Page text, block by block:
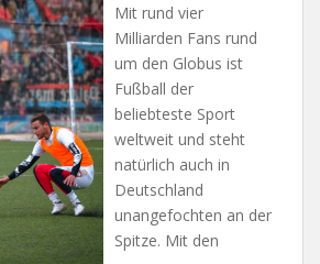
Mit rund vier
Milliarden Fans rund
um den Globus ist
Fußball der
beliebteste Sport
weltweit und steht
natürlich auch in
Deutschland
unangefochten an der
Spitze. Mit den